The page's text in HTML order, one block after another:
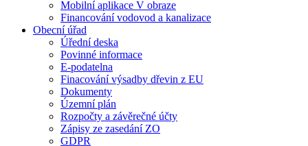
Mobilní aplikace V obraze
Financování vodovod a kanalizace
Obecní úřad
Úřední deska
Povinné informace
E-podatelna
Finacování výsadby dřevin z EU
Dokumenty
Územní plán
Rozpočty a závěrečné účty
Zápisy ze zasedání ZO
GDPR